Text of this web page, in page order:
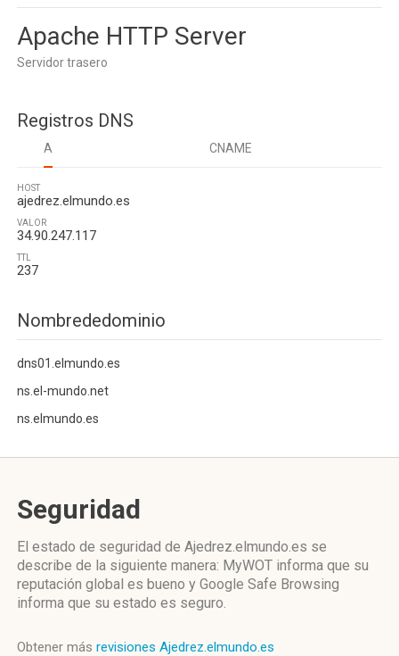
Apache HTTP Server
Servidor trasero
Registros DNS
A CNAME
HOST
ajedrez.elmundo.es
VALOR
34.90.247.117
TTL
237
Nombrededominio
dns01.elmundo.es
ns.el-mundo.net
ns.elmundo.es
Seguridad
El estado de seguridad de Ajedrez.elmundo.es se
describe de la siguiente manera: MyWOT informa que su
reputación global es bueno y Google Safe Browsing
informa que su estado es seguro.
Obtener más revisiones Ajedrez.elmundo.es